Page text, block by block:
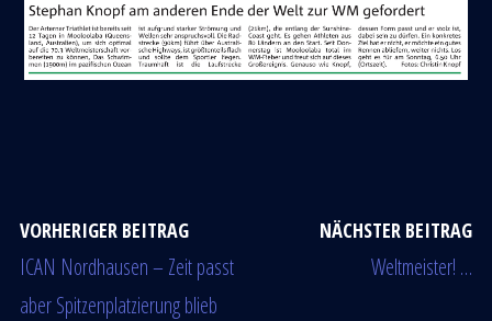
VORHERIGER BEITRAG
ICAN Nordhausen – Zeit passt
aber Spitzenplatzierung blieb
NÄCHSTER BEITRAG
Weltmeister! …